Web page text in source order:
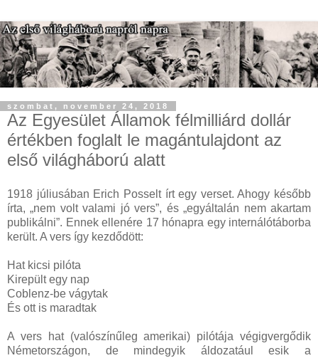
szombat, november 24, 2018
Az Egyesület Államok félmilliárd dollár
értékben foglalt le magántulajdont az
első világháború alatt
1918 júliusában Erich Posselt írt egy verset. Ahogy később
írta, „nem volt valami jó vers”, és „egyáltalán nem akartam
publikálni”. Ennek ellenére 17 hónapra egy internálótáborba
került. A vers így kezdődött:
Hat kicsi pilóta
Kirepült egy nap
Coblenz-be vágytak
És ott is maradtak
A vers hat (valószínűleg amerikai) pilótája végigvergődik
Németországon, de mindegyik áldozatául esik a